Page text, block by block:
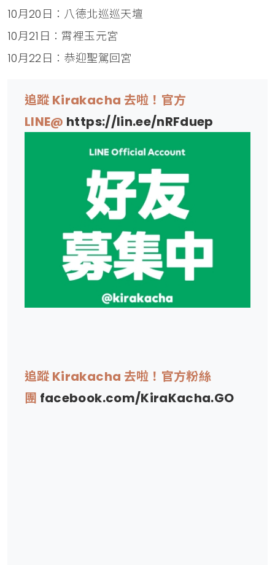
10月20日：八德北巡巡天壇
10月21日：霄裡玉元宮
10月22日：恭迎聖駕回宮
追蹤 Kirakacha 去啦！官方
LINE@ https://lin.ee/nRFduep
追蹤 Kirakacha 去啦！官方粉絲
團 facebook.com/KiraKacha.GO